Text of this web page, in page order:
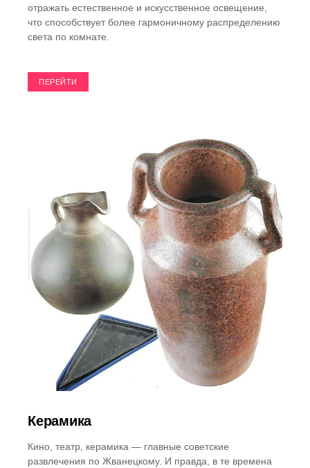
отражать естественное и искусственное освещение,
что способствует более гармоничному распределению
света по комнате.
ПЕРЕЙТИ
Керамика
Кино, театр, керамика — главные советские
развлечения по Жванецкому. И правда, в те времена